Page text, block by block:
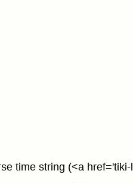
time string (<a